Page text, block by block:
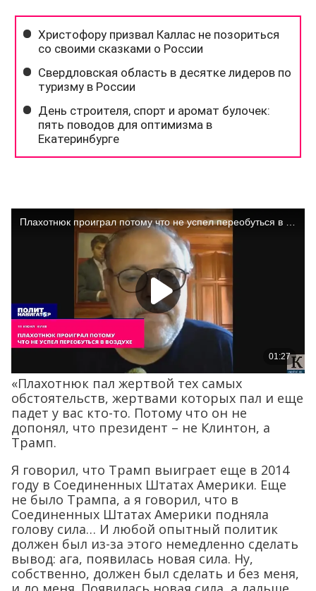
«Плахотнюк пал жертвой тех самых
обстоятельств, жертвами которых пал и еще
падет у вас кто-то. Потому что он не
допонял, что президент – не Клинтон, а
Трамп.
Я говорил, что Трамп выиграет еще в 2014
году в Соединенных Штатах Америки. Еще
не было Трампа, а я говорил, что в
Соединенных Штатах Америки подняла
голову сила… И любой опытный политик
должен был из-за этого немедленно сделать
вывод: ага, появилась новая сила. Ну,
собственно, должен был сделать и без меня,